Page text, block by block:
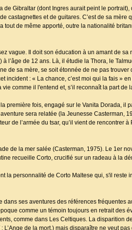
Gibraltar (dont Ingres aurait peint le
castagnettes et de guitares. C’est de sa mère
tout de même apporté, outre la nationalité
vague. Il doit son éducation à un amant de
l’âge de 12 ans. Là, il étudie la Thora, le
de sa mère, se soit étonnée de ne pas
incident : « La chance, c’est moi qui la fais »
comme il l'entend et, s’il reconnaît la part
première fois, engagé sur le Vanita Dorada, il
sera relatée (la Jeunesse Casterman,
de l’armée du tsar, qu’il vient de rencontrer
de la mer salée (Casterman, 1975). Le 1er
recueille Corto, crucifié sur un radeau à la
la personnalité de Corto Maltese qui, s'il reste
ses aventures des références fréquentes
comme un témoin toujours en retrait des
comme dans Les Celtiques. La disparition
de la mort.) mais disparaître ne veut pas